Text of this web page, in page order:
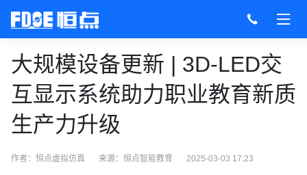
大规模设备更新 | 3D-LED交
互显示系统助力职业教育新质
生产力升级
作者：恒点虚拟仿真 来源： 恒点智能教育 2025-03-03 17:23